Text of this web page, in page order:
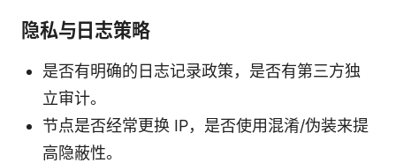
隐私与日志策略
是否有明确的日志记录政策，是否有第三方独
立审计。
节点是否经常更换 IP，是否使用混淆/伪装来提
高隐蔽性。